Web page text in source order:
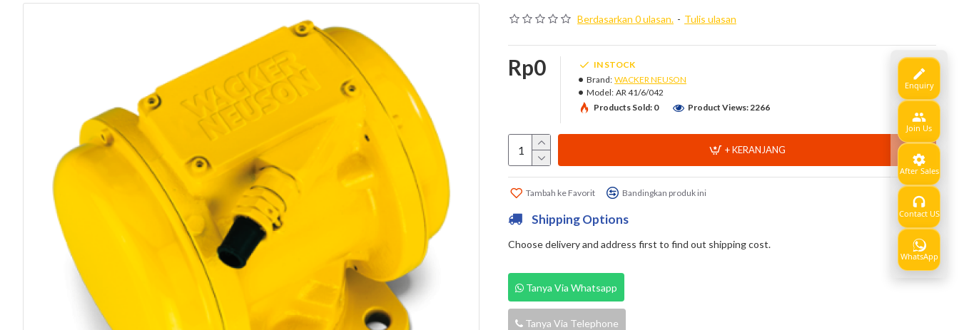
Berdasarkan 0 ulasan. - Tulis ulasan
Rp0
IN STOCK
Brand: WACKER NEUSON
Model: AR 41/6/042
Products Sold: 0
Product Views: 2266
+ KERANJANG
Tambah ke Favorit Bandingkan produk ini
Shipping Options
Choose delivery and address first to find out shipping cost.
Show
Tanya Via Whatsapp
Tanya Via Telephone
Enquiry
Join Us
After Sales
Contact US
WhatsApp